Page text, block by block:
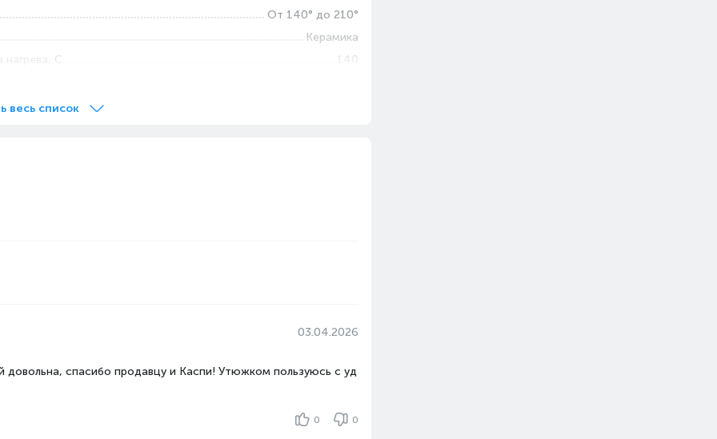
От 140° до 210°
Керамика
нагрева, С
140
весь список
03.04.2026
довольна, спасибо продавцу и Каспи! Утюжком пользуюсь с уд
0 0